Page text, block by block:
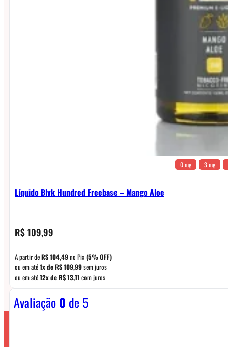
0 mg 3 mg
Líquido Blvk Hundred Freebase – Mango Aloe
R$109,99
A partir deR$104,49no Pix(5% OFF)
ou em até1x deR$109,99sem juros
ou em até12x deR$13,11 com juros
Avaliação0 de 5